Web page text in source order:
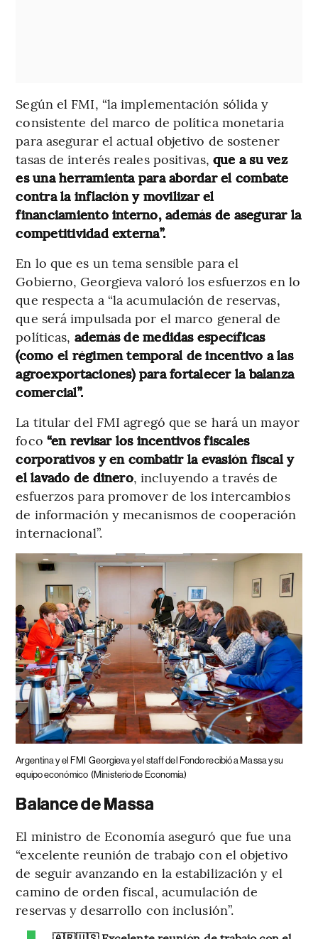
Según el FMI, “la implementación sólida y
consistente del marco de política monetaria
para asegurar el actual objetivo de sostener
tasas de interés reales positivas, que a su vez
es una herramienta para abordar el combate
contra la inflación y movilizar el
financiamiento interno, además de asegurar la
competitividad externa”.
En lo que es un tema sensible para el
Gobierno, Georgieva valoró los esfuerzos en lo
que respecta a “la acumulación de reservas,
que será impulsada por el marco general de
políticas, además de medidas específicas
(como el régimen temporal de incentivo a las
agroexportaciones) para fortalecer la balanza
comercial”.
La titular del FMI agregó que se hará un mayor
foco “en revisar los incentivos fiscales
corporativos y en combatir la evasión fiscal y
el lavado de dinero, incluyendo a través de
esfuerzos para promover de los intercambios
de información y mecanismos de cooperación
internacional”.
Argentina y el FMI
Georgieva y el staff del Fondo recibió a Massa y su
equipo económico (Ministerio de Economía)
Balance de Massa
El ministro de Economía aseguró que fue una
“excelente reunión de trabajo con el objetivo
de seguir avanzando en la estabilización y el
camino de orden fiscal, acumulación de
reservas y desarrollo con inclusión”.